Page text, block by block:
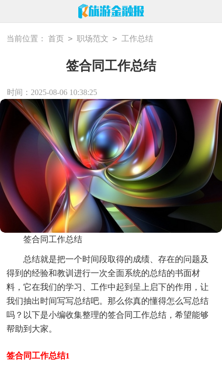
当前位置： 首页 > 职场范文 > 工作总结
签合同工作总结
时间：2025-08-06 10:38:25
签合同工作总结
总结就是把一个时间段取得的成绩、存在的问题及
得到的经验和教训进行一次全面系统的总结的书面材
料，它在我们的学习、工作中起到呈上启下的作用，让
我们抽出时间写写总结吧。那么你真的懂得怎么写总结
吗？以下是小编收集整理的签合同工作总结，希望能够
帮助到大家。
签合同工作总结1